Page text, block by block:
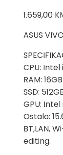
1.659,00
ASUS
CPU: Intel
RAM:
SSD:
GPU: Intel
Ostalo:
BT,LAN,
editing.